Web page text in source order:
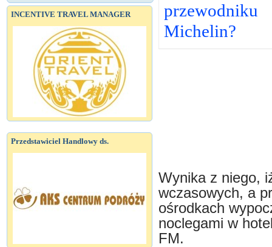
INCENTIVE TRAVEL MANAGER
Przedstawiciel Handlowy ds.
przewodniku
Michelin?
Wynika z niego,
wczasowych, a
ośrodkach
noclegami w
FM.